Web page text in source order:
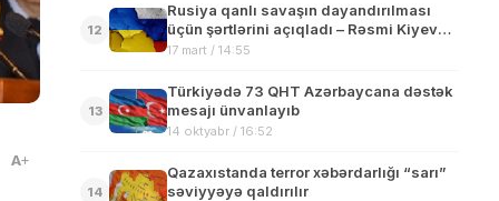
A
12
Rusiya qanlı savaşın dayandırılması
üçün şərtlərini açıqladı – Rəsmi Kiyev
seçim qarşısında
17 mart / 14:55
13
Türkiyədə 73 QHT Azərbaycana dəstək
mesajı ünvanlayıb
14 oktyabr / 16:52
14
Qazaxıstanda terror xəbərdarlığı “sarı”
səviyyəyə qaldırılır